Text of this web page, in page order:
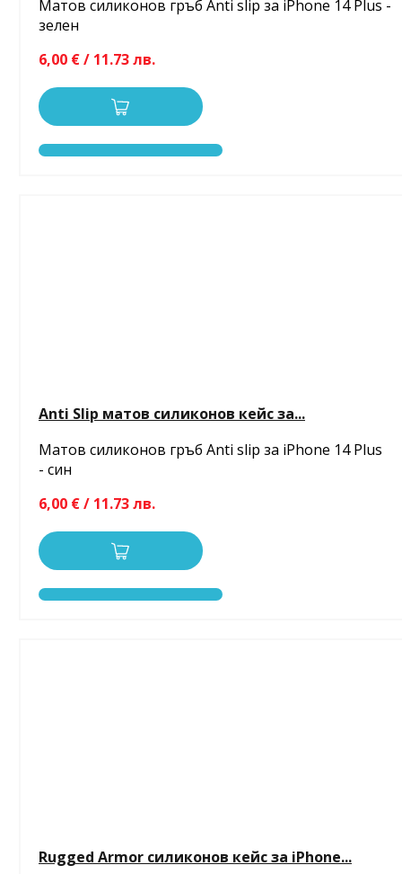
Матов силиконов гръб Anti slip за iPhone 14 Plus -
зелен
6,00 € / 11.73 лв.
Anti Slip матов силиконов кейс за...
Матов силиконов гръб Anti slip за iPhone 14 Plus
- син
6,00 € / 11.73 лв.
Rugged Armor силиконов кейс за iPhone...